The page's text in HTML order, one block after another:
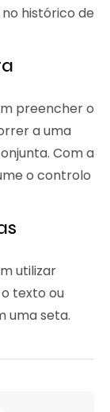
histórico de
preencher o
a uma
Com a
o controlo
utilizar
texto ou
uma seta.